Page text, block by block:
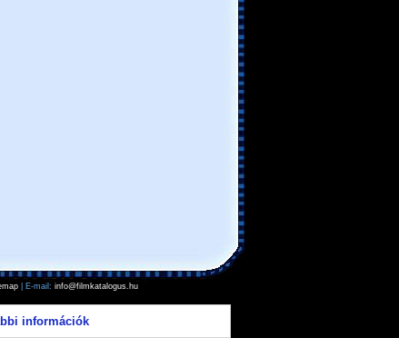
| E-mail: info@filmkatalogus.hu
információk